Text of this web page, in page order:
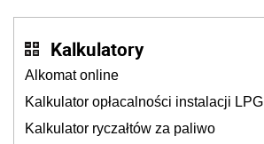
Kalkulatory
Alkomat online
Kalkulator opłacalności instalacji LPG
Kalkulator ryczałtów za paliwo